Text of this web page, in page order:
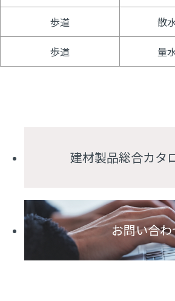
歩道 散
歩道 量
建材製品総合カタ
お問い合